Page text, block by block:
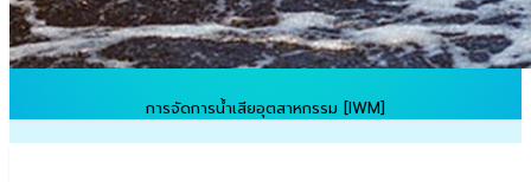
การจัดการน้ำเสียอุตสาหกรรม [IWM]